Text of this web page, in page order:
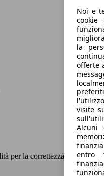
per la correttezza dei dati.
Noi e
la
offerte
visite
Alcuni
entro